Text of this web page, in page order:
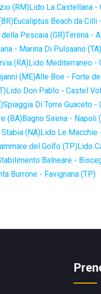
(RM)Lido La Castellana -
Eucaliptus Beach da Cilli
Pescaia (GR)Tirrena -
- Marina Di Pulsaano (TA)
(RA)Lido Mediterraneo -
(ME)Alle Boe - Forte
Lido Don Pablo - Castel
Spiaggia Di Torre Guaceto -
(BA)Bagno Sirena - Napoli
(NA)Lido Le Macchie
del Golfo (TP)Lido
Balneare -
Burrone - Favignana (TP)